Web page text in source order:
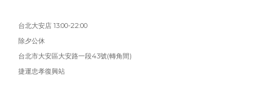
台北大安店 13:00-22:00
除夕公休
台北市大安區大安路一段43號(轉角間)
捷運忠孝復興站